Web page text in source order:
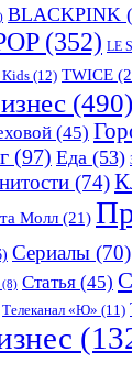
BLACKPINK
(352) LE
Kids (12) TWICE
(490)
(45)
(97) Еда (53)
(74)
Молл (21)
Сериалы (70)
(8) Статья (45)
Телеканал «Ю» (11)